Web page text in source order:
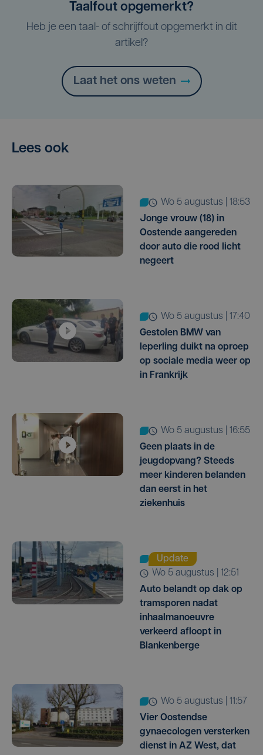
Taalfout opgemerkt?
Heb je een taal- of schrijffout opgemerkt in dit
artikel?
Laat het ons weten
Lees ook
wo 5 augustus | 18:53
Jonge vrouw (18) in
Oostende aangereden
door auto die rood licht
negeert
wo 5 augustus | 17:40
Gestolen BMW van
Ieperling duikt na oproep
op sociale media weer op
in Frankrijk
wo 5 augustus | 16:55
Geen plaats in de
jeugdopvang? Steeds
meer kinderen belanden
dan eerst in het
ziekenhuis
Update
wo 5 augustus | 12:51
Auto belandt op dak op
tramsporen nadat
inhaalmanoeuvre
verkeerd afloopt in
Blankenberge
wo 5 augustus | 11:57
Vier Oostendse
gynaecologen versterken
dienst in AZ West, dat